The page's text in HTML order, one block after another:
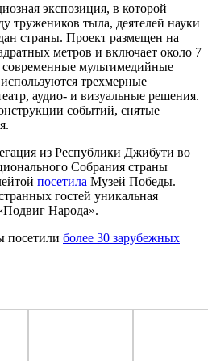
экспозиция, в которой
тружеников тыла, деятелей науки
страны. Проект размещен на
метров и включает около 7
современные мультимедийные
трехмерные
аудио- и визуальные решения.
событий, снятые
из Республики Джибути во
Собрания страны
посетила Музей Победы.
гостей уникальная
Народа».
посетили более 30 зарубежных